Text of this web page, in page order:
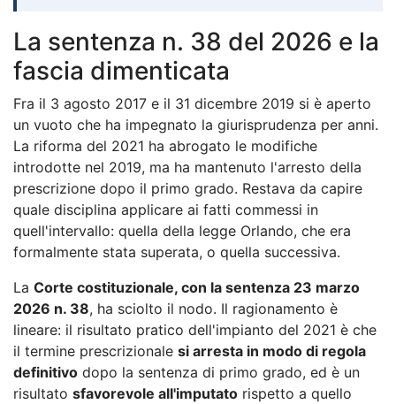
La sentenza n. 38 del 2026 e la
fascia dimenticata
Fra il 3 agosto 2017 e il 31 dicembre 2019 si è aperto
un vuoto che ha impegnato la giurisprudenza per anni.
La riforma del 2021 ha abrogato le modifiche
introdotte nel 2019, ma ha mantenuto l'arresto della
prescrizione dopo il primo grado. Restava da capire
quale disciplina applicare ai fatti commessi in
quell'intervallo: quella della legge Orlando, che era
formalmente stata superata, o quella successiva.
La Corte costituzionale, con la sentenza 23 marzo
2026 n. 38, ha sciolto il nodo. Il ragionamento è
lineare: il risultato pratico dell'impianto del 2021 è che
il termine prescrizionale si arresta in modo di regola
definitivo dopo la sentenza di primo grado, ed è un
risultato sfavorevole all'imputato rispetto a quello